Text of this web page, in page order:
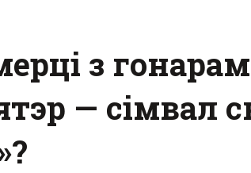
з
— сімвал